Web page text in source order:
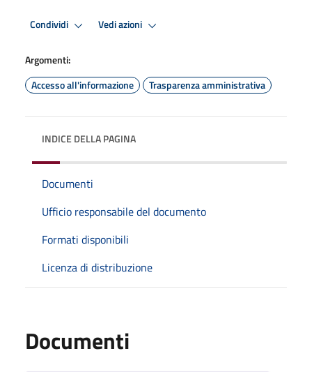
Condividi Vedi azioni
Argomenti:
Accesso all'informazione
Trasparenza amministrativa
INDICE DELLA PAGINA
Documenti
Ufficio responsabile del documento
Formati disponibili
Licenza di distribuzione
Documenti